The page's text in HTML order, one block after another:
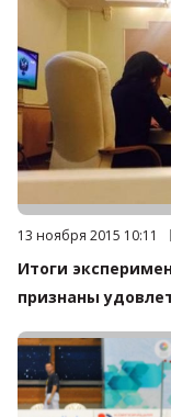
Дата публикации:
13 ноября 2015 10:11
Итоги
признаны